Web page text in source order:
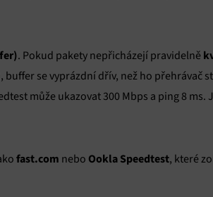
. Pokud pakety nepřicházejí pravidelně
se vyprázdní dřív, než ho přehrávač
může ukazovat 300 Mbps a ping 8 ms.
fast.com nebo Ookla Speedtest, které